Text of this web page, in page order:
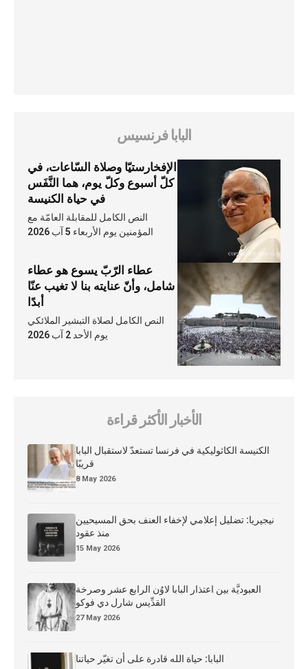
البابا فرنسيس
الإفخارستيّا وصلاة السّاعات، في
كلّ أسبوع وكلّ يوم، هما النَّفَس
في حياة الكنيسة
النص الكامل للمقابلة العامّة مع
المؤمنين يوم الأربعاء 5 آب 2026
عطاء الرّبّ يسوع هو عطاء
شامل، وأنّ عنايته بنا لا تغيب عنّا
أبدًا
النص الكامل لصلاة التبشير الملائكي
يوم الأحد 2 آب 2026
الأخبار الأكثر قراءة
الكنيسة الكاثوليكية في فرنسا تستعدّ لاستقبال البابا
قريبًا
8 May 2026
نيجيريا: تضليل إعلامي لإخفاء العنف بحق المسيحيين
منذ عقود
15 May 2026
العبوديَّة بين اعتذار البابا لاوُن الرابع عشر وصرخة
القدِّيس شارل دي فوكو
27 May 2026
البابا: حياة الله قادرة على أن تغيّر حياتنا